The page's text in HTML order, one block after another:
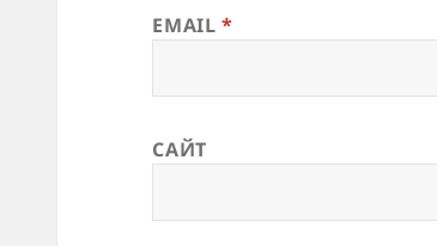
EMAIL*
САЙТ